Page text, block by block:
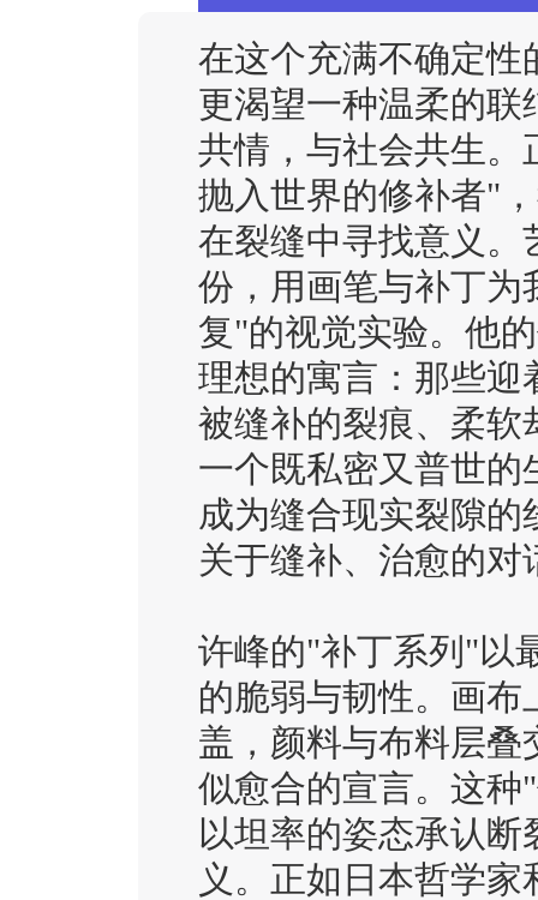
在这个充满不确定性
更渴望一种温柔的
共情，与社会共生。
抛入世界的修补者"
在裂缝中寻找意义
份，用画笔与补丁为
复"的视觉实验。他
理想的寓言：那些迎
被缝补的裂痕、柔软
一个既私密又普世的
成为缝合现实裂隙
关于缝补、治愈的对
许峰的"补丁系列"以
的脆弱与韧性。画
盖，颜料与布料层叠
似愈合的宣言。这
以坦率的姿态承认
义。正如日本哲学